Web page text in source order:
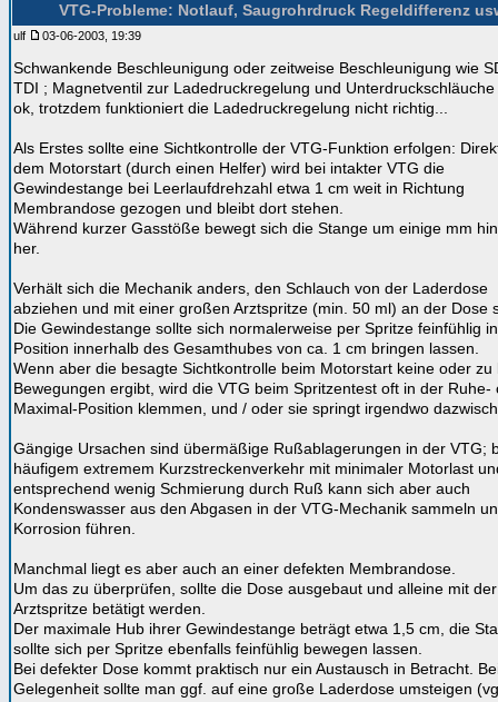
VTG-Probleme: Notlauf, Saugrohrdruck Regeldifferenz
ulf 03-06-2003, 19:39
Schwankende Beschleunigung oder zeitweise Beschleunigung wie
TDI ; Magnetventil zur Ladedruckregelung und
ok, trotzdem funktioniert die Ladedruckregelung nicht richtig...
Als Erstes sollte eine Sichtkontrolle der VTG-Funktion erfolgen:
dem Motorstart (durch einen Helfer) wird bei intakter VTG die
Gewindestange bei Leerlaufdrehzahl etwa 1 cm weit in Richtung
Membrandose gezogen und bleibt dort stehen.
Während kurzer Gasstöße bewegt sich die Stange um einige mm
her.
Verhält sich die Mechanik anders, den Schlauch von der Laderdose
abziehen und mit einer großen Arztspritze (min. 50 ml) an der Dose
Die Gewindestange sollte sich normalerweise per Spritze feinfühlig
Position innerhalb des Gesamthubes von ca. 1 cm bringen lassen.
Wenn aber die besagte Sichtkontrolle beim Motorstart keine oder zu
Bewegungen ergibt, wird die VTG beim Spritzentest oft in der Ruhe-
Maximal-Position klemmen, und / oder sie springt irgendwo
Gängige Ursachen sind übermäßige Rußablagerungen in der VTG;
häufigem extremem Kurzstreckenverkehr mit minimaler Motorlast
entsprechend wenig Schmierung durch Ruß kann sich aber auch
Kondenswasser aus den Abgasen in der VTG-Mechanik sammeln
Korrosion führen.
Manchmal liegt es aber auch an einer defekten Membrandose.
Um das zu überprüfen, sollte die Dose ausgebaut und alleine mit der
Arztspritze betätigt werden.
Der maximale Hub ihrer Gewindestange beträgt etwa 1,5 cm, die
sollte sich per Spritze ebenfalls feinfühlig bewegen lassen.
Bei defekter Dose kommt praktisch nur ein Austausch in Betracht.
Gelegenheit sollte man ggf. auf eine große Laderdose umsteigen